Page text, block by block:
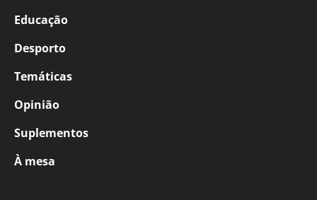
Educação
Desporto
Temáticas
Opinião
Suplementos
À mesa